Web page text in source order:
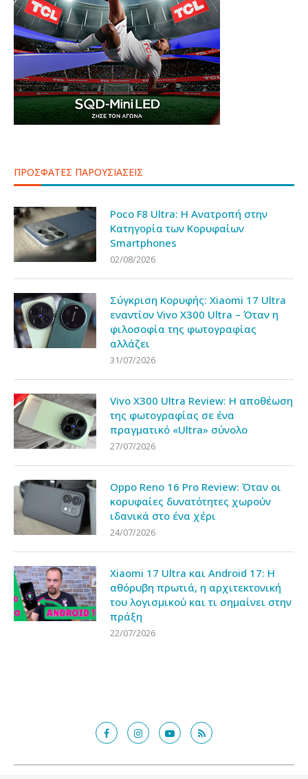
ΠΡΟΣΦΑΤΕΣ ΠΑΡΟΥΣΙΑΣΕΙΣ
Poco F8 Ultra: Η Ανατροπή στην
Κατηγορία των Κορυφαίων
Smartphones
02/08/2026
Σύγκριση Κορυφής: Xiaomi 17 Ultra
εναντίον Vivo X300 Ultra – Όταν η
φιλοσοφία της φωτογραφίας
αλλάζει
31/07/2026
Vivo X300 Ultra Review: Η αποθέωση
της φωτογραφίας σε ένα
πραγματικό «Ultra» σύνολο
27/07/2026
Oppo Reno 16 Pro Review: Όταν οι
κορυφαίες δυνατότητες χωρούν
ιδανικά στο ένα χέρι
24/07/2026
Xiaomi 17 Ultra και Android 17: Η
αθόρυβη πρωτιά, η αρχιτεκτονική
του λογισμικού και τι σημαίνει στην
πράξη
22/07/2026